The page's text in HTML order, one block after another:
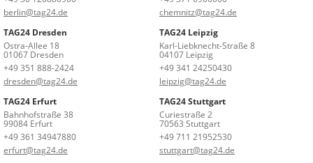
berlin@tag24.de
chemnitz@tag24.de
TAG24 Dresden
Ostra-Allee 18
01067 Dresden
+49 351 888-2424
dresden@tag24.de
TAG24 Leipzig
Karl-Liebknecht-Straße 8
04107 Leipzig
+49 341 24250430
leipzig@tag24.de
TAG24 Erfurt
Bahnhofstraße 38
99084 Erfurt
+49 361 34947880
erfurt@tag24.de
TAG24 Stuttgart
Curiestraße 2
70563 Stuttgart
+49 711 21952530
stuttgart@tag24.de